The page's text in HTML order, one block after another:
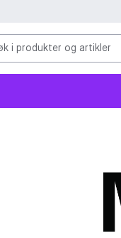
i produkter og artikler